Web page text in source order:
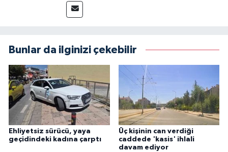
Bunlar da ilginizi çekebilir
Ehliyetsiz sürücü, yaya
geçidindeki kadına çarptı
Üç kişinin can verdiği
caddede 'kasis' ihlali
davam ediyor